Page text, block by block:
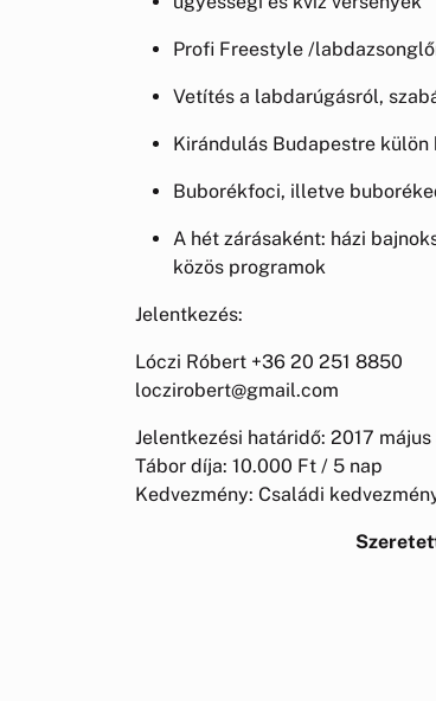
Profi Freestyle /
Vetítés a labdarúgásról,
Kirándulás Budapestre
Buborékfoci, illetve
A hét zárásaként: házi
közös programok
Jelentkezés:
Lóczi Róbert +36 20 251 8850
loczirobert@gmail.com
Jelentkezési határidő: 2017 május
Tábor díja: 10.000 Ft / 5 nap
Kedvezmény: Családi